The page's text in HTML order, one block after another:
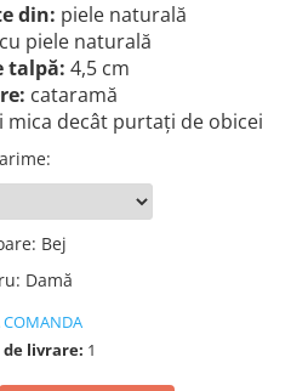
din: piele naturală
cu piele naturală
talpă: 4,5 cm
cataramă
decât purtați de obicei
:
: Bej
: Damă
COMANDA
livrare: 1